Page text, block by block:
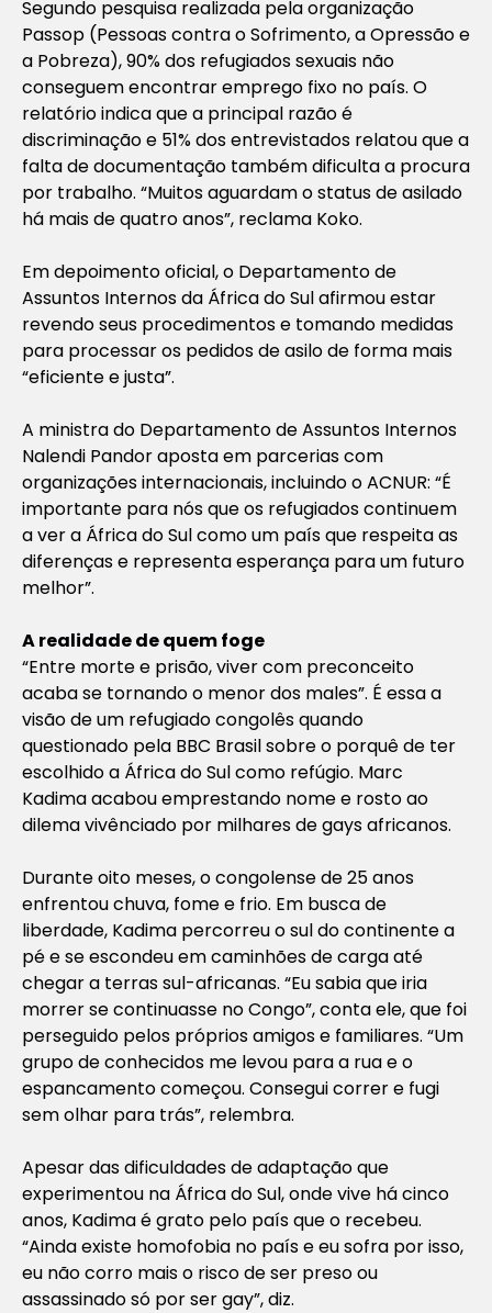
Segundo pesquisa realizada pela organização
Passop (Pessoas contra o Sofrimento, a Opressão e
a Pobreza), 90% dos refugiados sexuais não
conseguem encontrar emprego fixo no país. O
relatório indica que a principal razão é
discriminação e 51% dos entrevistados relatou que a
falta de documentação também dificulta a procura
por trabalho. “Muitos aguardam o status de asilado
há mais de quatro anos”, reclama Koko.
Em depoimento oficial, o Departamento de
Assuntos Internos da África do Sul afirmou estar
revendo seus procedimentos e tomando medidas
para processar os pedidos de asilo de forma mais
“eficiente e justa”.
A ministra do Departamento de Assuntos Internos
Nalendi Pandor aposta em parcerias com
organizações internacionais, incluindo o ACNUR: “É
importante para nós que os refugiados continuem
a ver a África do Sul como um país que respeita as
diferenças e representa esperança para um futuro
melhor”.
A realidade de quem foge
“Entre morte e prisão, viver com preconceito
acaba se tornando o menor dos males”. É essa a
visão de um refugiado congolês quando
questionado pela BBC Brasil sobre o porquê de ter
escolhido a África do Sul como refúgio. Marc
Kadima acabou emprestando nome e rosto ao
dilema vivênciado por milhares de gays africanos.
Durante oito meses, o congolense de 25 anos
enfrentou chuva, fome e frio. Em busca de
liberdade, Kadima percorreu o sul do continente a
pé e se escondeu em caminhões de carga até
chegar a terras sul-africanas. “Eu sabia que iria
morrer se continuasse no Congo”, conta ele, que foi
perseguido pelos próprios amigos e familiares. “Um
grupo de conhecidos me levou para a rua e o
espancamento começou. Consegui correr e fugi
sem olhar para trás”, relembra.
Apesar das dificuldades de adaptação que
experimentou na África do Sul, onde vive há cinco
anos, Kadima é grato pelo país que o recebeu.
“Ainda existe homofobia no país e eu sofra por isso,
eu não corro mais o risco de ser preso ou
assassinado só por ser gay”, diz.